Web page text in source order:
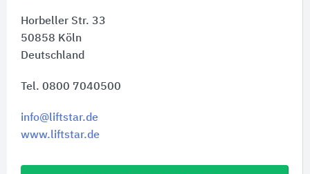
Horbeller Str. 33
50858 Köln
Deutschland
Tel. 0800 7040500
info@liftstar.de
www.liftstar.de